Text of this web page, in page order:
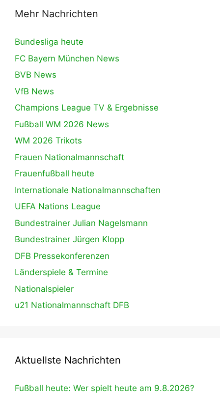
Mehr Nachrichten
Bundesliga heute
FC Bayern München News
BVB News
VfB News
Champions League TV & Ergebnisse
Fußball WM 2026 News
WM 2026 Trikots
Frauen Nationalmannschaft
Frauenfußball heute
Internationale Nationalmannschaften
UEFA Nations League
Bundestrainer Julian Nagelsmann
Bundestrainer Jürgen Klopp
DFB Pressekonferenzen
Länderspiele & Termine
Nationalspieler
u21 Nationalmannschaft DFB
Aktuellste Nachrichten
Fußball heute: Wer spielt heute am 9.8.2026?